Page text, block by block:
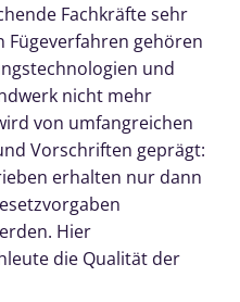
Fachkräfte sehr
Fügeverfahren gehören
und
nicht mehr
von umfangreichen
Vorschriften geprägt:
erhalten nur dann
Hier
die Qualität der